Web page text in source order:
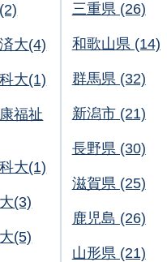
大(4)
大(1)
福祉
大(1)
(3)
(5)
三重県 (26)
和歌山県 (14)
群馬県 (32)
新潟市 (21)
長野県 (30)
滋賀県 (25)
鹿児島 (26)
山形県 (21)